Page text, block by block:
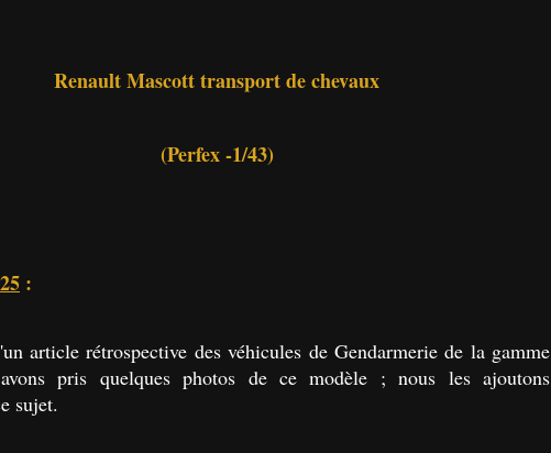
Renault Mascott transport de chevaux
(Perfex -1/43)
:
article rétrospective des véhicules de Gendarmerie de la gamme
pris quelques photos de ce modèle ; nous les ajoutons
sujet.